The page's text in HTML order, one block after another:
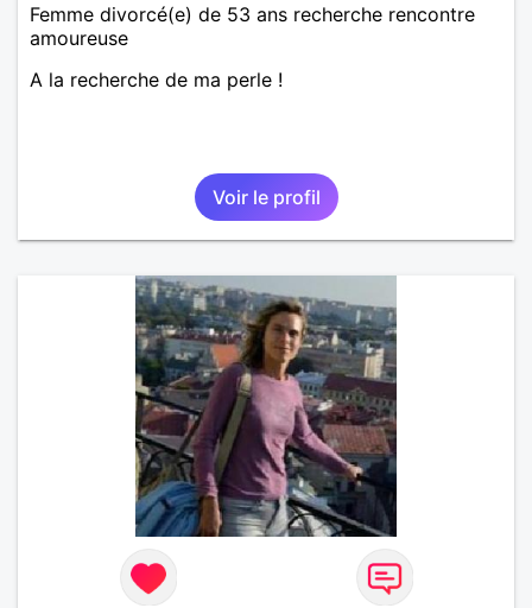
Femme divorcé(e) de 53 ans recherche rencontre
amoureuse
A la recherche de ma perle !
Voir le profil